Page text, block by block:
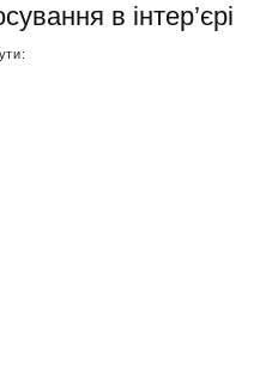
в інтер’єрі